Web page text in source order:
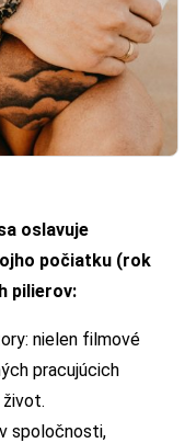
oslavuje
počiatku (rok
pilierov:
nielen filmové
pracujúcich
spoločnosti,